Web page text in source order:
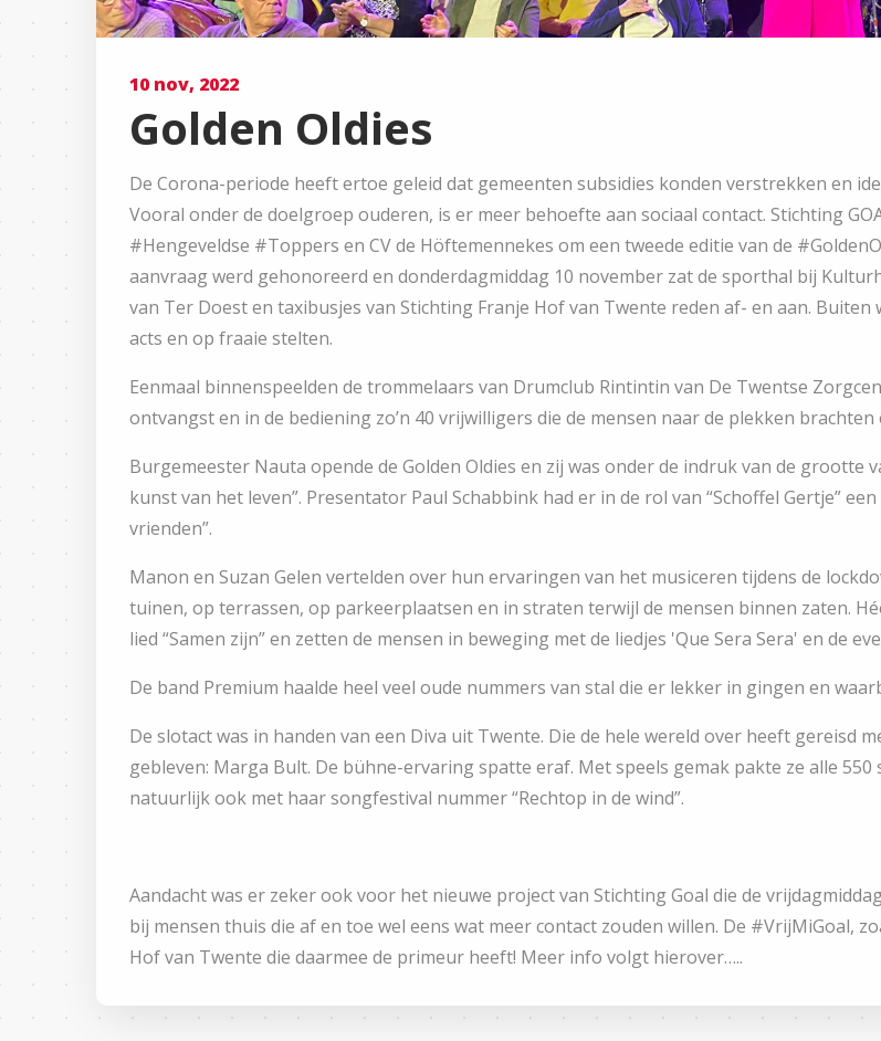
10 nov, 2022
Golden Oldies
De Corona-periode heeft ertoe geleid dat gemeenten subsidies konden verstrekken en
Vooral onder de doelgroep ouderen, is er meer behoefte aan sociaal contact. Stichting
#Hengeveldse #Toppers en CV de Höftemennekes om een tweede editie van de
aanvraag werd gehonoreerd en donderdagmiddag 10 november zat de sporthal bij
van Ter Doest en taxibusjes van Stichting Franje Hof van Twente reden af- en aan.
acts en op fraaie stelten.
Eenmaal binnenspeelden de trommelaars van Drumclub Rintintin van De Twentse
ontvangst en in de bediening zo’n 40 vrijwilligers die de mensen naar de plekken
Burgemeester Nauta opende de Golden Oldies en zij was onder de indruk van de grootte
kunst van het leven”. Presentator Paul Schabbink had er in de rol van “Schoffel Gertje”
vrienden”.
Manon en Suzan Gelen vertelden over hun ervaringen van het musiceren tijdens de
tuinen, op terrassen, op parkeerplaatsen en in straten terwijl de mensen binnen zaten.
lied “Samen zijn” en zetten de mensen in beweging met de liedjes 'Que Sera Sera' en de
De band Premium haalde heel veel oude nummers van stal die er lekker in gingen en
De slotact was in handen van een Diva uit Twente. Die de hele wereld over heeft gereisd
gebleven: Marga Bult. De bühne-ervaring spatte eraf. Met speels gemak pakte ze alle
natuurlijk ook met haar songfestival nummer “Rechtop in de wind”.
Aandacht was er zeker ook voor het nieuwe project van Stichting Goal die de
bij mensen thuis die af en toe wel eens wat meer contact zouden willen. De #VrijMiGoal,
Hof van Twente die daarmee de primeur heeft! Meer info volgt hierover…..